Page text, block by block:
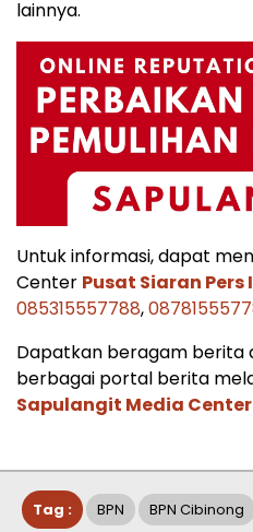
lainnya.
Untuk informasi, dapat
Center Pusat Siaran Pers
085315557788,
Dapatkan beragam berita
berbagai portal berita
Sapulangit Media Center
Tag : BPN BPN Cibinong